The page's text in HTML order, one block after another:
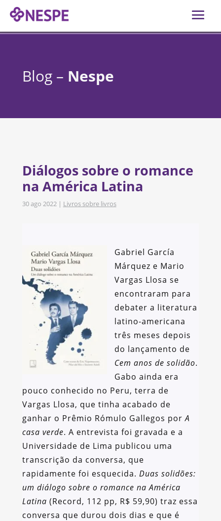
Blog – Nespe
Diálogos sobre o romance
na América Latina
30 ago 2022| Livros sobre livros
Gabriel García
Márquez e Mario
Vargas Llosa se
encontraram para
debater a literatura
latino-americana
três meses depois
do lançamento de
Cem anos de solidão.
Gabo ainda era
pouco conhecido no Peru, terra de
Vargas Llosa, que tinha acabado de
ganhar o Prêmio Rómulo Gallegos porA
casa verde. A entrevista foi gravada e a
Universidade de Lima publicou uma
transcrição da conversa, que
rapidamente foi esquecida. Duas solidões:
um diálogo sobre o romance na América
Latina (Record, 112 pp, R$ 59,90) traz essa
conversa que durou dois dias e que é